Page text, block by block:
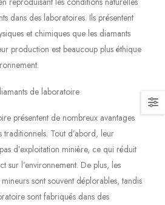
dans des laboratoires. Ils présentent
et chimiques que les diamants
production est beaucoup plus éthique
de laboratoire
présentent de nombreux avantages
Tout d’abord, leur
d’exploitation minière, ce qui réduit
sur l’environnement. De plus, les
sont souvent déplorables, tandis
sont fabriqués dans des